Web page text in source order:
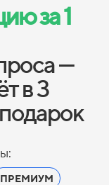
за 1
—
в 3
ПРЕМИУМ